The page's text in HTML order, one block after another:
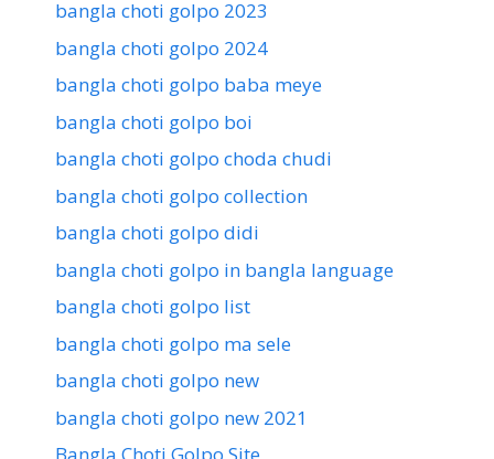
bangla choti golpo 2023
bangla choti golpo 2024
bangla choti golpo baba meye
bangla choti golpo boi
bangla choti golpo choda chudi
bangla choti golpo collection
bangla choti golpo didi
bangla choti golpo in bangla language
bangla choti golpo list
bangla choti golpo ma sele
bangla choti golpo new
bangla choti golpo new 2021